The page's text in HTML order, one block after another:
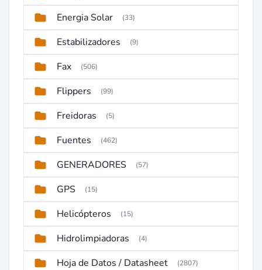
Energia Solar (33)
Estabilizadores (9)
Fax (506)
Flippers (99)
Freidoras (5)
Fuentes (462)
GENERADORES (57)
GPS (15)
Helicópteros (15)
Hidrolimpiadoras (4)
Hoja de Datos / Datasheet (2807)